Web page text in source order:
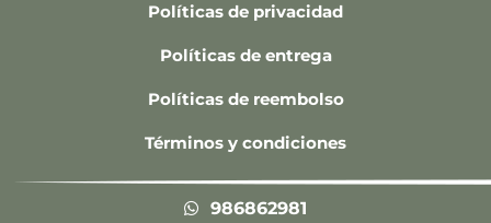
Políticas de privacidad
Políticas de entrega
Políticas de reembolso
Términos y condiciones
986862981